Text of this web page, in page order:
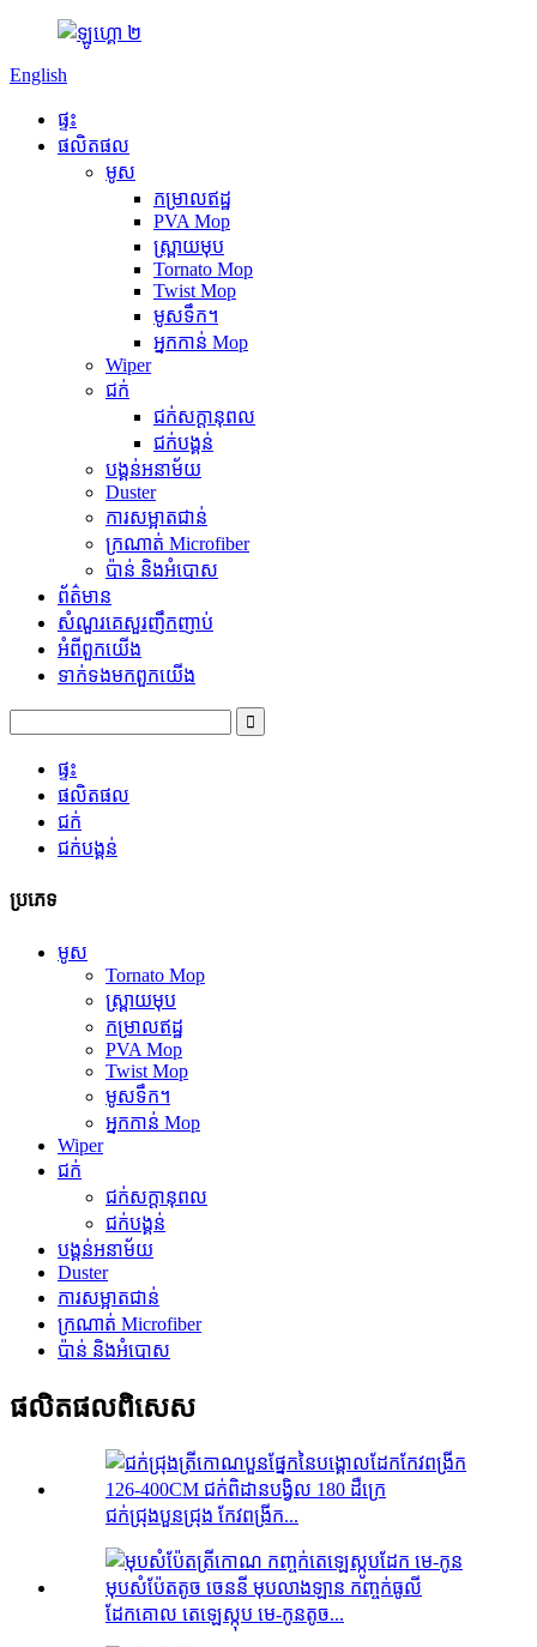
English
ផ្ទះ
ផលិតផល
មូស
កម្រាលឥដ្ឋ
PVA Mop
ស្រ្ពាយមុប
Tornato Mop
Twist Mop
មូសទឹក។
អ្នកកាន់ Mop
Wiper
ជក់
ជក់សក្តានុពល
ជក់បង្គន់
បង្គន់អនាម័យ
Duster
ការសម្អាតជាន់
ក្រណាត់ Microfiber
ប៉ាន់ និង​អំបោស
ព័ត៌មាន
សំណួរគេសួរញឹកញាប់
អំពី​ពួក​យើង
ទាក់ទង​មក​ពួក​យើង
ផ្ទះ
ផលិតផល
ជក់
ជក់បង្គន់
ប្រភេទ
មូស
Tornato Mop
ស្រ្ពាយមុប
កម្រាលឥដ្ឋ
PVA Mop
Twist Mop
មូសទឹក។
អ្នកកាន់ Mop
Wiper
ជក់
ជក់សក្តានុពល
ជក់បង្គន់
បង្គន់អនាម័យ
Duster
ការសម្អាតជាន់
ក្រណាត់ Microfiber
ប៉ាន់ និង​អំបោស
ផលិតផល​ពិសេស
ជក់ជ្រុងបួនជ្រុង កែវពង្រីក...
ដែកគោល តេឡេស្កុប មេ-កូនតូច...